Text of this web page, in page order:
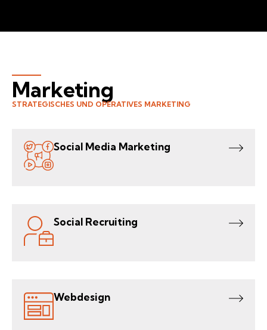
Marketing
STRATEGISCHES UND OPERATIVES MARKETING
Social Media Marketing
Social Recruiting
Webdesign